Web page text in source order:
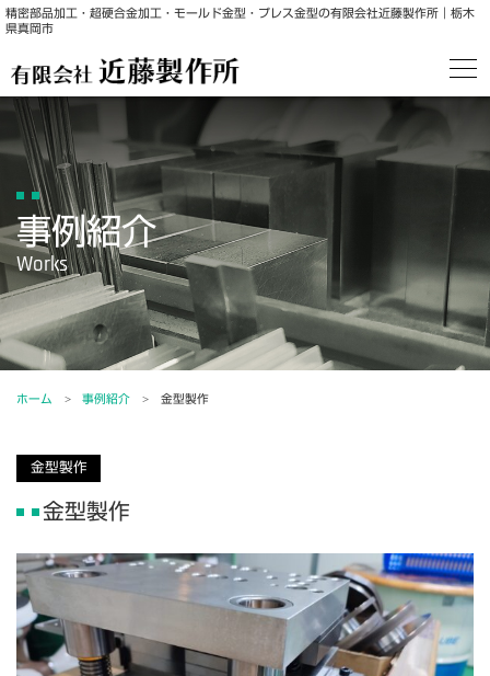
精密部品加工・超硬合金加工・モールド金型・プレス金型の有限会社近藤製作所｜栃木
県真岡市
事例紹介
ホーム 事例紹介 金型製作
金型製作
金型製作